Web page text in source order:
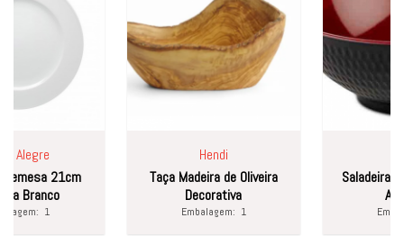
21cm
Branco
1
Hendi
Taça Madeira de Oliveira
Decorativa
Embalagem:1
Saladeira
Asia